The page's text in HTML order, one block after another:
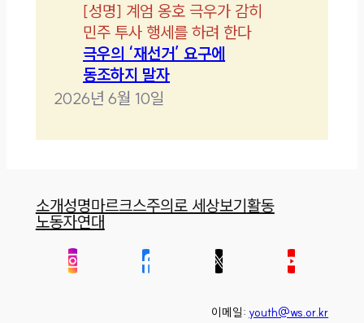
[성명] 계엄 옹호 극우가 감히
민주 투사 행세를 하려 한다
극우의 ‘재선거’ 요구에
동조하지 말자
2026년 6월 10일
소개성명마르크스주의로 세상보기 활동
노동자연대
이메일: youth@ws.or.kr